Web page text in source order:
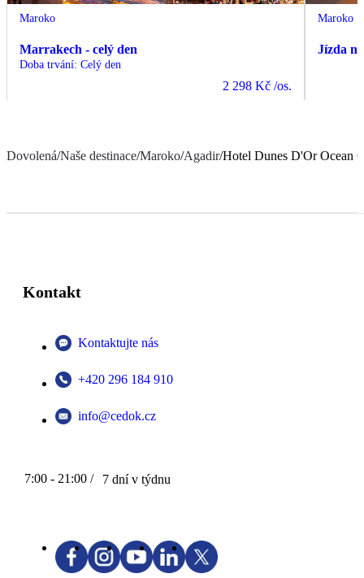
Maroko
Marrakech - celý den
Doba trvání: Celý den
2 298 Kč /os.
Maroko
Jízda
Dovolená/Naše destinace/Maroko/Agadir/Hotel Dunes D'Or Ocean
Kontakt
Kontaktujte nás
+420 296 184 910
info@cedok.cz
7:00 - 21:00 / 7 dní v týdnu